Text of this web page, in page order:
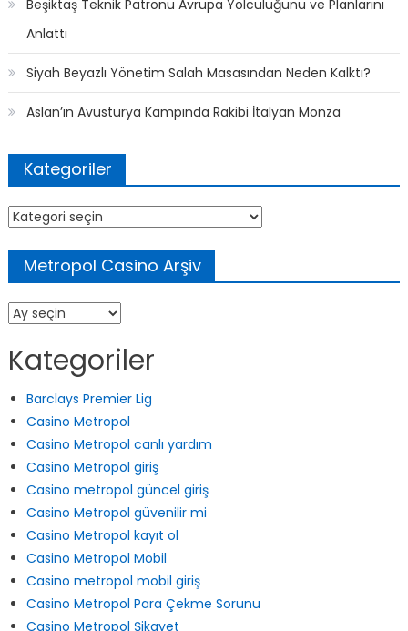
Beşiktaş Teknik Patronu Avrupa Yolculuğunu ve Planlarını
Siyah Beyazlı Yönetim Salah Masasından Neden Kalktı?
Aslan’ın Avusturya Kampında Rakibi İtalyan Monza
Kategoriler
Kategoriler
Metropol Casino Arşiv
Metropol
Casino
Arşiv
Kategoriler
Barclays Premier Lig
Casino Metropol
Casino Metropol canlı yardım
Casino Metropol giriş
Casino metropol güncel giriş
Casino Metropol güvenilir mi
Casino Metropol kayıt ol
Casino Metropol Mobil
Casino metropol mobil giriş
Casino Metropol Para Çekme Sorunu